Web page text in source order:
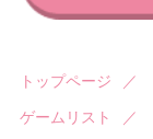
トップページ ／
ゲームリスト ／